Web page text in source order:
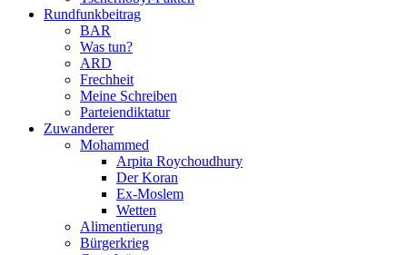
Rundfunkbeitrag
BAR
Was tun?
ARD
Frechheit
Meine Schreiben
Parteiendiktatur
Zuwanderer
Mohammed
Arpita Roychoudhury
Der Koran
Ex-Moslem
Wetten
Alimentierung
Bürgerkrieg